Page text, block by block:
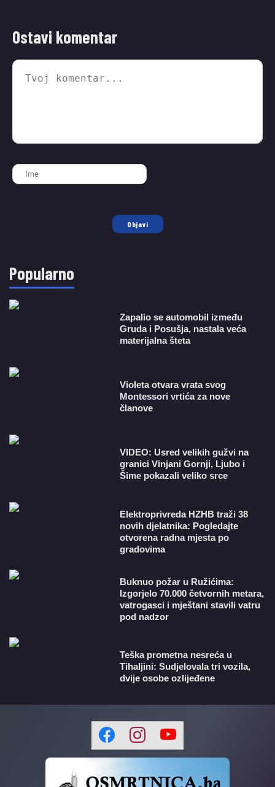
Ostavi komentar
Objavi
Popularno
Zapalio se automobil između
Gruda i Posušja, nastala veća
materijalna šteta
Violeta otvara vrata svog
Montessori vrtića za nove
članove
VIDEO: Usred velikih gužvi na
granici Vinjani Gornji, Ljubo i
Šime pokazali veliko srce
​Elektroprivreda HZHB traži 38
novih djelatnika: Pogledajte
otvorena radna mjesta po
gradovima
Buknuo požar u Ružićima:
Izgorjelo 70.000 četvornih metara,
vatrogasci i mještani stavili vatru
pod nadzor
Teška prometna nesreća u
Tihaljini: Sudjelovala tri vozila,
dvije osobe ozlijeđene